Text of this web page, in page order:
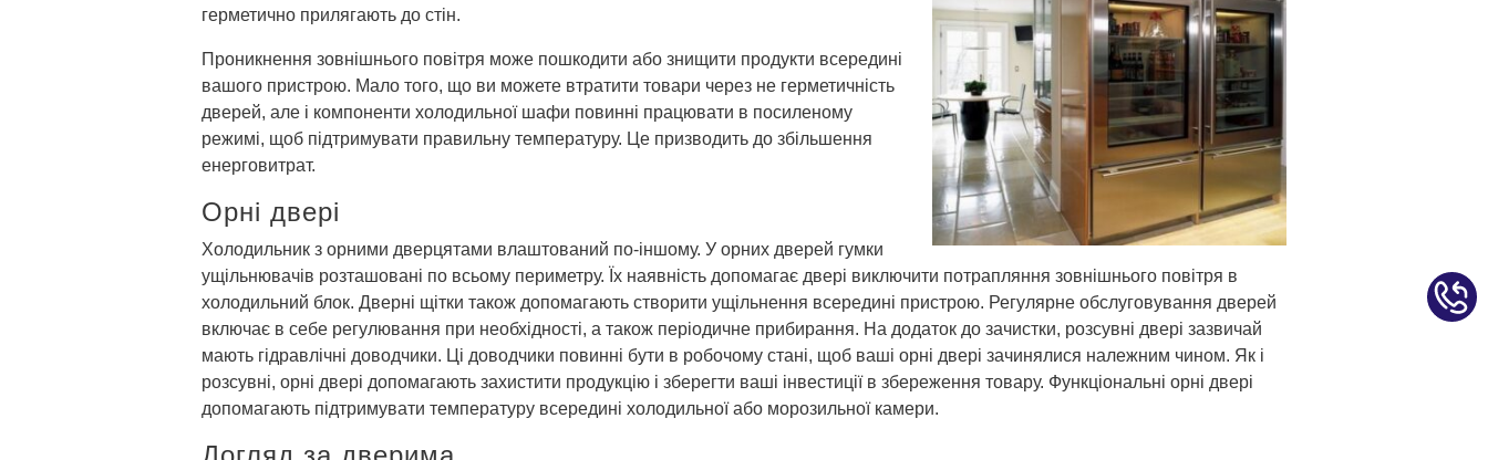
герметично прилягають до стін.
Проникнення зовнішнього повітря може пошкодити або знищити продукти всередині
вашого пристрою. Мало того, що ви можете втратити товари через не герметичність
дверей, але і компоненти холодильної шафи повинні працювати в посиленому
режимі, щоб підтримувати правильну температуру. Це призводить до збільшення
енерговитрат.
Орні двері
Холодильник з орними дверцятами влаштований по-іншому. У орних дверей гумки
ущільнювачів розташовані по всьому периметру. Їх наявність допомагає двері виключити потрапляння зовнішнього повітря в
холодильний блок. Дверні щітки також допомагають створити ущільнення всередині пристрою. Регулярне обслуговування дверей
включає в себе регулювання при необхідності, а також періодичне прибирання. На додаток до зачистки, розсувні двері зазвичай
мають гідравлічні доводчики. Ці доводчики повинні бути в робочому стані, щоб ваші орні двері зачинялися належним чином. Як і
розсувні, орні двері допомагають захистити продукцію і зберегти ваші інвестиції в збереження товару. Функціональні орні двері
допомагають підтримувати температуру всередині холодильної або морозильної камери.